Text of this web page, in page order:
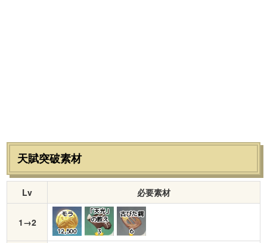
天賦突破素材
Lv 必要素材
1→2
モラ
12,500
「天光」
の教え
3
古びた鍔
６